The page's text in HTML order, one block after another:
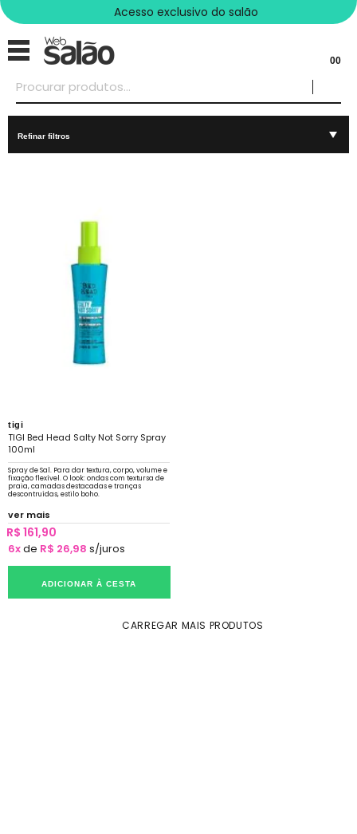
Acesso exclusivo do salão
00
Refinar filtros
tigi
TIGI Bed Head Salty Not Sorry Spray
100ml
Spray de Sal. Para dar textura, corpo, volume e
fixação flexível. O look: ondas com textursa de
praia, camadas destacadas e tranças
descontruídas, estilo boho.
ver mais
R$ 161,90
6xde R$ 26,98 s/juros
ADICIONAR À CESTA
CARREGAR MAIS PRODUTOS